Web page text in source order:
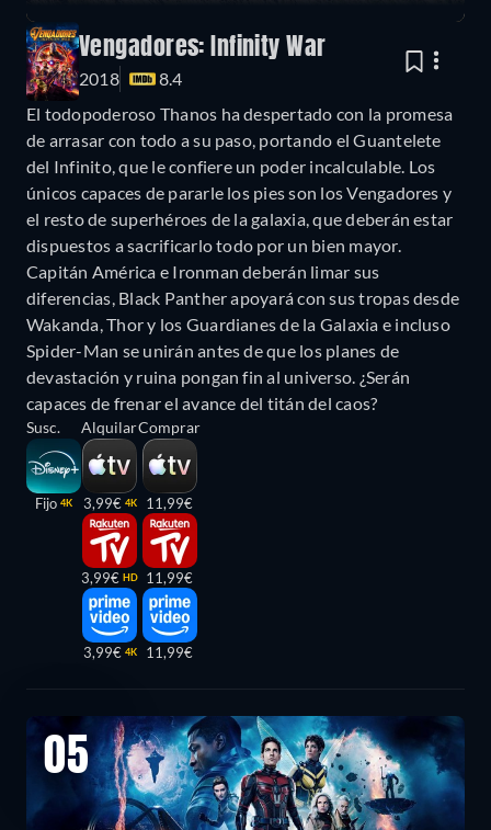
Vengadores: Infinity War
2018
8.4
El todopoderoso Thanos ha despertado con la promesa
de arrasar con todo a su paso, portando el Guantelete
del Infinito, que le confiere un poder incalculable. Los
únicos capaces de pararle los pies son los Vengadores y
el resto de superhéroes de la galaxia, que deberán estar
dispuestos a sacrificarlo todo por un bien mayor.
Capitán América e Ironman deberán limar sus
diferencias, Black Panther apoyará con sus tropas desde
Wakanda, Thor y los Guardianes de la Galaxia e incluso
Spider-Man se unirán antes de que los planes de
devastación y ruina pongan fin al universo. ¿Serán
capaces de frenar el avance del titán del caos?
Susc.
Fijo 4K
Alquilar
3,99€ 4K
3,99€ HD
3,99€ 4K
Comprar
11,99€
11,99€
11,99€
05